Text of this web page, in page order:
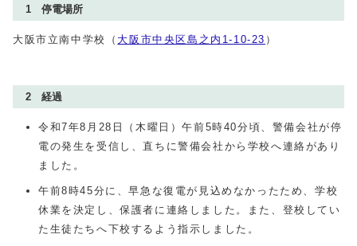
1 停電場所
大阪市立南中学校（ 大阪市中央区島之内 1-10-23 ）
2 経過
令和7年8 月 28 日（木曜日）午前5時40分頃、警備会社が停
電の発生を受信し、直ちに警備会社から学校へ連絡があり
ました。
午前8時45分に、早急な復電が見込めなかったため、学校
休業を決定し、保護者に連絡しました。また、登校してい
た生徒たちへ下校するよう指示しました。